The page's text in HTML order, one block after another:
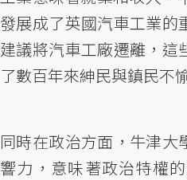
發展成了英國汽車工業的
建議將汽車工廠遷離，這
了數百年來紳民與鎮民不
同時在政治方面，牛津
響力，意味著政治特權